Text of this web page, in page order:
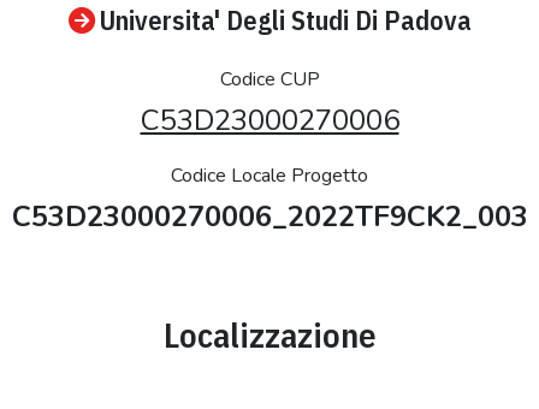
Universita' Degli Studi Di Padova
Codice CUP
C53D23000270006
Codice Locale Progetto
C53D23000270006_2022TF9CK2_003
Localizzazione